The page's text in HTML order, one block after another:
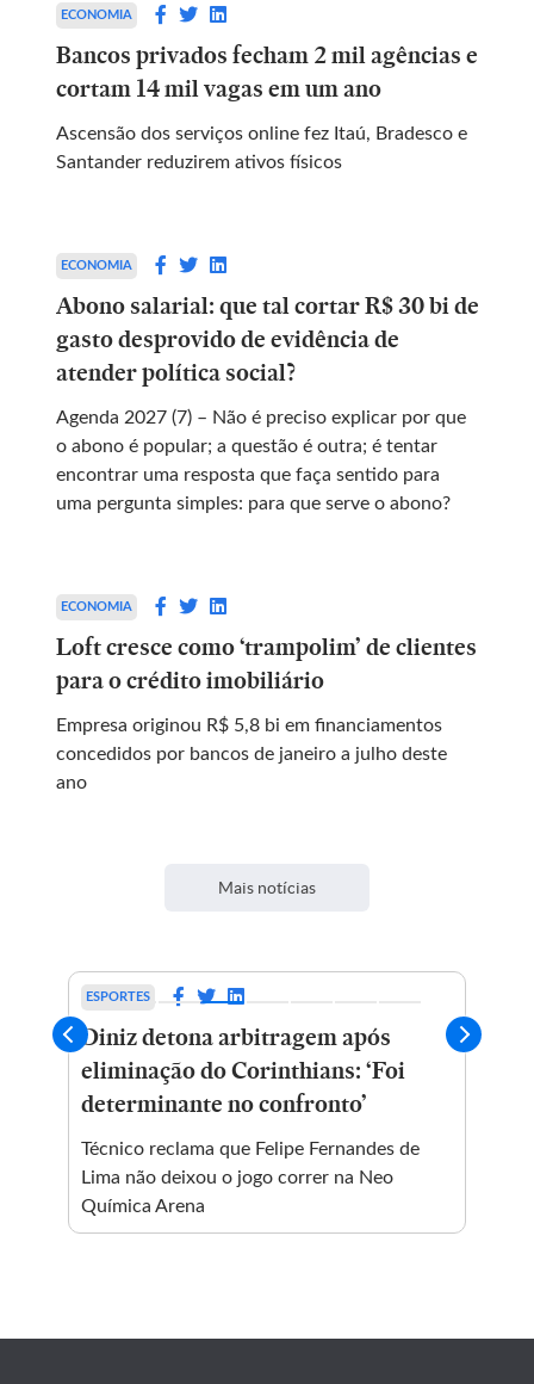
ECONOMIA
Bancos privados fecham 2 mil agências e
cortam 14 mil vagas em um ano
Ascensão dos serviços online fez Itaú, Bradesco e
Santander reduzirem ativos físicos
ECONOMIA
Abono salarial: que tal cortar R$ 30 bi de
gasto desprovido de evidência de
atender política social?
Agenda 2027 (7) – Não é preciso explicar por que
o abono é popular; a questão é outra; é tentar
encontrar uma resposta que faça sentido para
uma pergunta simples: para que serve o abono?
ECONOMIA
Loft cresce como ‘trampolim’ de clientes
para o crédito imobiliário
Empresa originou R$ 5,8 bi em financiamentos
concedidos por bancos de janeiro a julho deste
ano
Mais notícias
ESPORTES
Diniz detona arbitragem após
eliminação do Corinthians: ‘Foi
determinante no confronto’
Técnico reclama que Felipe Fernandes de
Lima não deixou o jogo correr na Neo
Química Arena